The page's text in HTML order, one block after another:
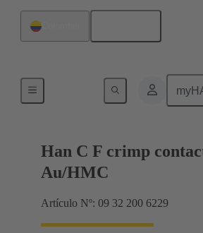
Han C F crimp
Au/HMC
Artículo Nº: 09 32 200 6229